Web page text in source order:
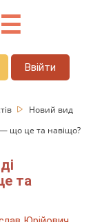
☰
Ввійти
Новий вид
— що це та навіщо?
та